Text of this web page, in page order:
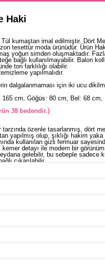
Haki
kumaştan imal edilmiştir. Dört
tesettür moda ürünüdür. Ürün
yoğun simden oluşmaktadır.
bağlı kullanılmayabilir. Balon
ton farklılığı olabilir.
yapılmalıdır.
dalgalanmaması için iki ucu
165 cm, Göğüs: 80 cm, Bel: 68
38 bedendir.)
özenle tasarlanmış, dört
yapılmış olup, şıklığı hakim
kullanılan gizli fermuar
detayı ile modern bir
gelebilir, bu sebeple sadece
çıkarılabilir.
96